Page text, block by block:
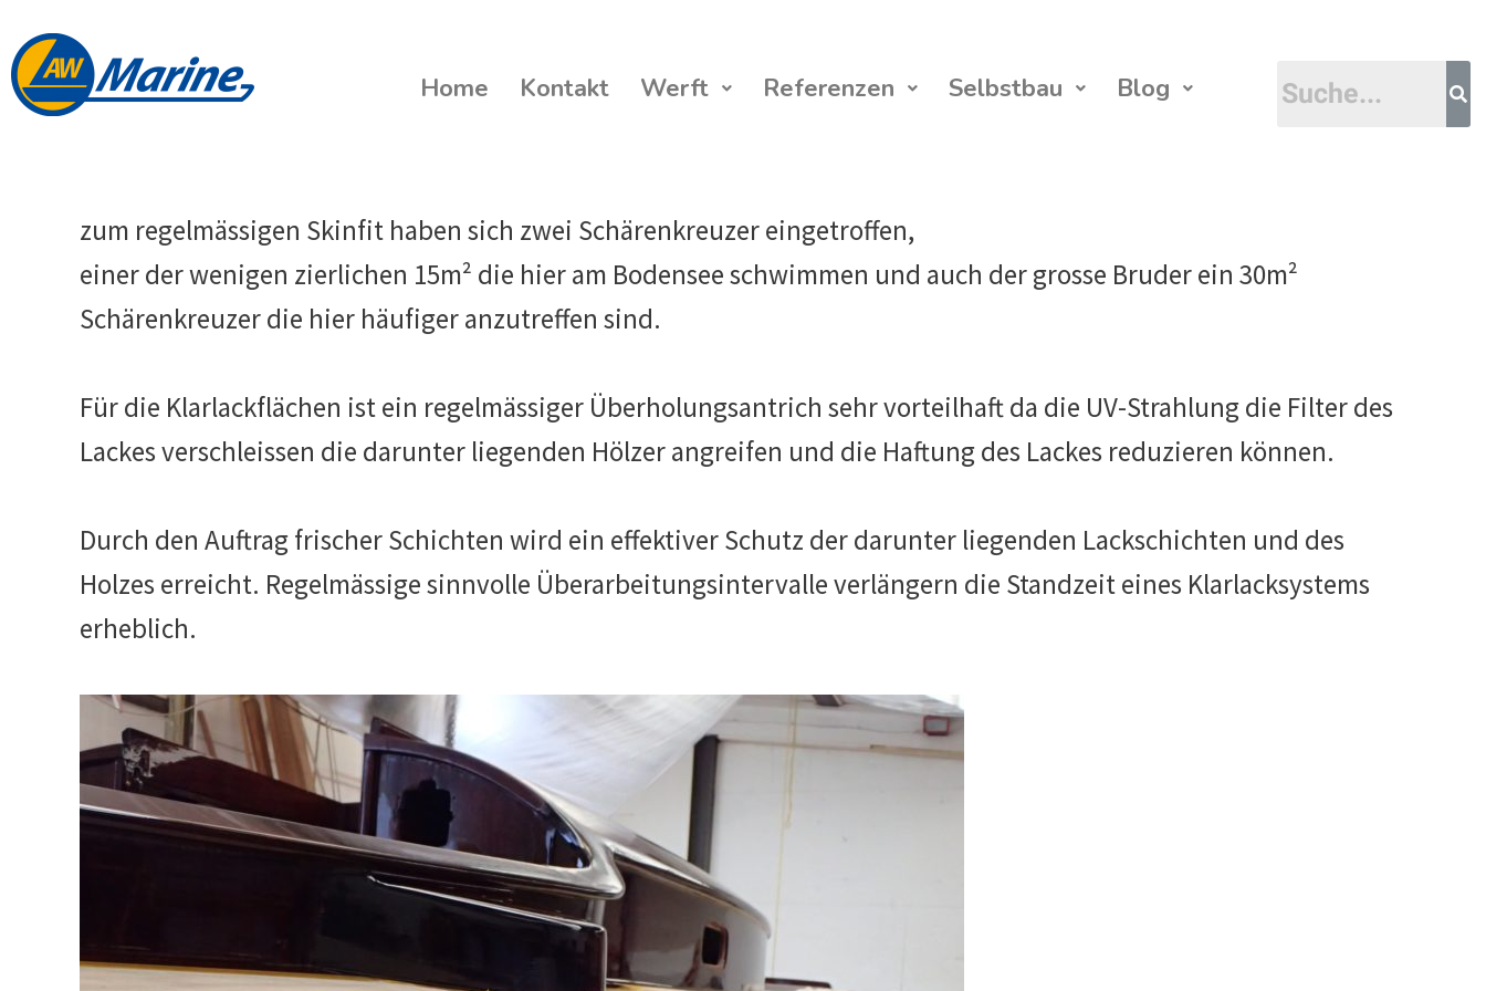
Inhalt
springen
Home Kontakt Werft Referenzen Selbstbau Blog
zum regelmässigen Skinfit haben sich zwei Schärenkreuzer eingetroffen,
einer der wenigen zierlichen 15m² die hier am Bodensee schwimmen und auch der grosse Bruder ein 30m²
Schärenkreuzer die hier häufiger anzutreffen sind.
Für die Klarlackflächen ist ein regelmässiger Überholungsantrich sehr vorteilhaft da die UV-Strahlung die Filter des
Lackes verschleissen die darunter liegenden Hölzer angreifen und die Haftung des Lackes reduzieren können.
Durch den Auftrag frischer Schichten wird ein effektiver Schutz der darunter liegenden Lackschichten und des
Holzes erreicht. Regelmässige sinnvolle Überarbeitungsintervalle verlängern die Standzeit eines Klarlacksystems
erheblich.
Navigation